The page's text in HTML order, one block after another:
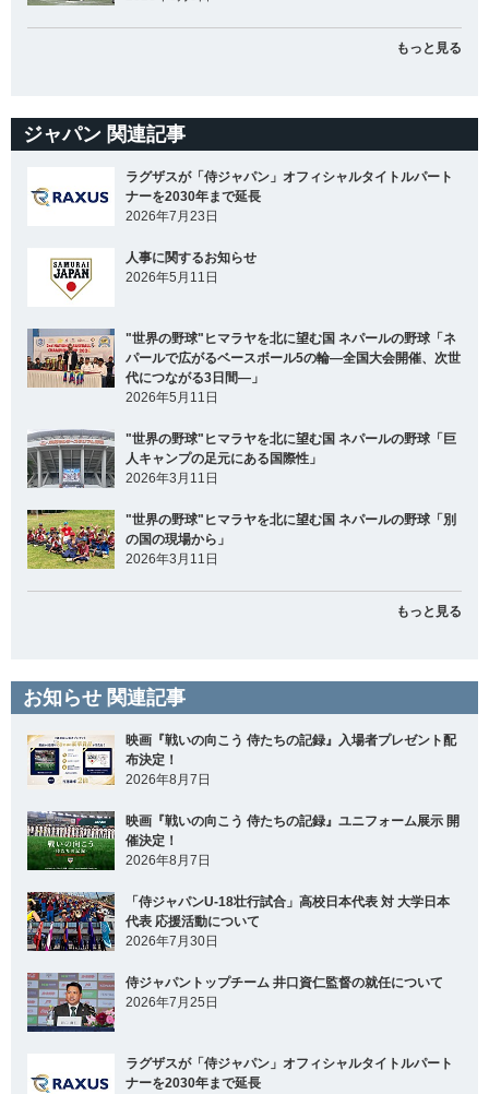
もっと見る
ジャパン 関連記事
ラグザスが「侍ジャパン」オフィシャルタイトルパート
ナーを2030年まで延長
2026年7月23日
人事に関するお知らせ
2026年5月11日
"世界の野球"ヒマラヤを北に望む国 ネパールの野球「ネ
パールで広がるベースボール5の輪―全国大会開催、次世
代につながる3日間―」
2026年5月11日
"世界の野球"ヒマラヤを北に望む国 ネパールの野球「巨
人キャンプの足元にある国際性」
2026年3月11日
"世界の野球"ヒマラヤを北に望む国 ネパールの野球「別
の国の現場から」
2026年3月11日
もっと見る
お知らせ 関連記事
映画『戦いの向こう 侍たちの記録』入場者プレゼント配
布決定！
2026年8月7日
映画『戦いの向こう 侍たちの記録』ユニフォーム展示 開
催決定！
2026年8月7日
「侍ジャパンU-18壮行試合」高校日本代表 対 大学日本
代表 応援活動について
2026年7月30日
侍ジャパントップチーム 井口資仁監督の就任について
2026年7月25日
ラグザスが「侍ジャパン」オフィシャルタイトルパート
ナーを2030年まで延長